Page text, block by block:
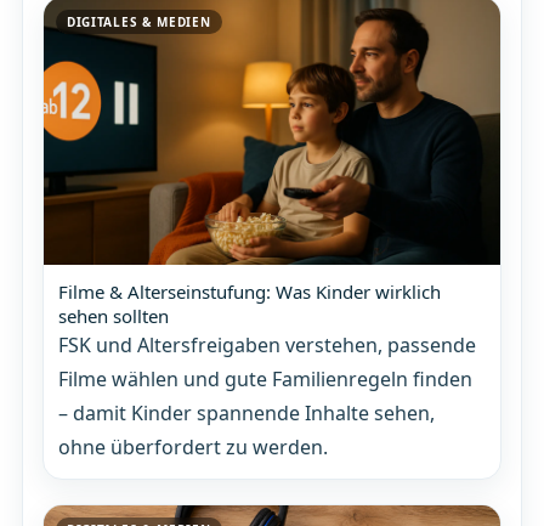
DIGITALES & MEDIEN
Filme & Alterseinstufung: Was Kinder wirklich
sehen sollten
FSK und Altersfreigaben verstehen, passende
Filme wählen und gute Familienregeln finden
– damit Kinder spannende Inhalte sehen,
ohne überfordert zu werden.